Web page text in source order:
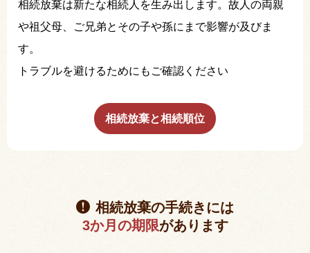
相続放棄は新たな相続人を生み出します。故人の両親
や祖父母、ご兄弟とその子や孫にまで影響が及びま
す。
トラブルを避けるためにもご確認ください
相続放棄と相続順位
相続放棄の手続きには
3か月の期限があります